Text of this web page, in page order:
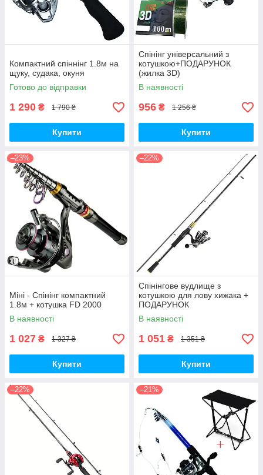
Компактний спіннінг 1.8м на
щуку, судака, окуня
Готово до відправки
1 290 ₴ 1 790 ₴
Купити
Спінінг універсальний з
котушкою+ПОДАРУНОК
(жилка 3D)
В наявності
956 ₴ 1 256 ₴
Купити
–23%
Міні - Спінінг компактний
1.8м + котушка FD 2000
В наявності
1 027 ₴ 1 327 ₴
Купити
–22%
Спінінгове вудлище з
котушкою для лову хижака +
ПОДАРУНОК
В наявності
1 051 ₴ 1 351 ₴
Купити
–22% –21%